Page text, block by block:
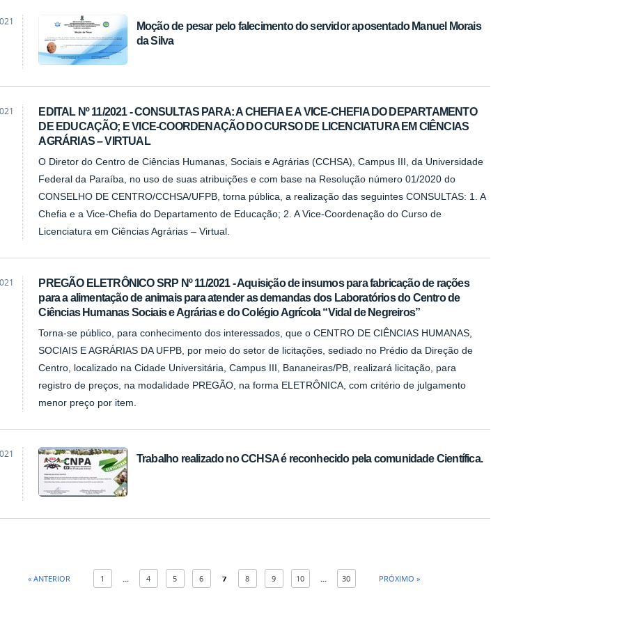
Moção de pesar pelo falecimento do servidor aposentado Manuel Morais
da Silva
EDITAL Nº 11/2021 - CONSULTAS PARA: A CHEFIA E A VICE-CHEFIA DO DEPARTAMENTO
DE EDUCAÇÃO; E VICE-COORDENAÇÃO DO CURSO DE LICENCIATURA EM CIÊNCIAS
AGRÁRIAS – VIRTUAL
O Diretor do Centro de Ciências Humanas, Sociais e Agrárias (CCHSA), Campus III, da Universidade
Federal da Paraíba, no uso de suas atribuições e com base na Resolução número 01/2020 do
CONSELHO DE CENTRO/CCHSA/UFPB, torna pública, a realização das seguintes CONSULTAS: 1. A
Chefia e a Vice-Chefia do Departamento de Educação; 2. A Vice-Coordenação do Curso de
Licenciatura em Ciências Agrárias – Virtual.
PREGÃO ELETRÔNICO SRP Nº 11/2021 - Aquisição de insumos para fabricação de rações
para a alimentação de animais para atender as demandas dos Laboratórios do Centro de
Ciências Humanas Sociais e Agrárias e do Colégio Agrícola “Vidal de Negreiros”
Torna-se público, para conhecimento dos interessados, que o CENTRO DE CIÊNCIAS HUMANAS,
SOCIAIS E AGRÁRIAS DA UFPB, por meio do setor de licitações, sediado no Prédio da Direção de
Centro, localizado na Cidade Universitária, Campus III, Bananeiras/PB, realizará licitação, para
registro de preços, na modalidade PREGÃO, na forma ELETRÔNICA, com critério de julgamento
menor preço por item.
Trabalho realizado no CCHSA é reconhecido pela comunidade Científica.
« ANTERIOR 1 4 5 6 7 8 9 10 30 PRÓXIMO »